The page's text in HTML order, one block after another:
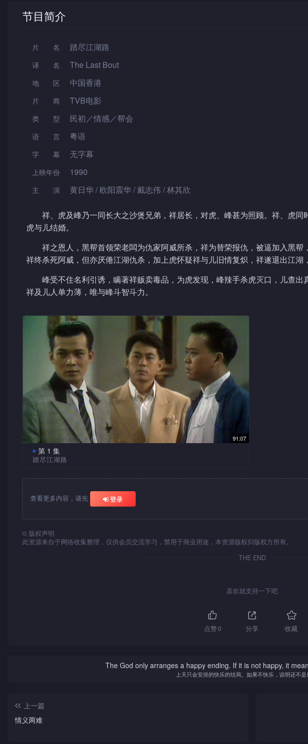
节目简介
片名 踏尽江湖路
译名 The Last Bout
地区 中国香港
片 商 TVB电影
类型 民初／情感／帮会
语言 粤语
字幕 无字幕
上映年份 1990
主演 黄日华 / 欧阳震华 / 戴志伟 / 林其欣
祥、虎及峰乃一同长大之沙煲兄弟，祥居长，对虎、峰甚为照顾。祥、虎
虎与儿结婚。
祥之恩人，黑帮首领荣老闆为仇家阿威所杀，祥为替荣报仇，被逼加入黑帮
祥终杀死阿威，但亦厌倦江湖仇杀，加上虎怀疑祥与儿旧情复炽，祥遂退出江湖
峰受不住名利引诱，瞒著祥贩卖毒品，为虎发现，峰辣手杀虎灭口，儿查出
祥及儿人单力薄，唯与峰斗智斗力。
91:07
第 1 集
踏尽江湖路
祥、虎及峰乃一同长大之沙煲兄弟，祥居长，对虎、峰甚为照
与儿结婚。
终杀死阿威，但亦厌倦江湖仇杀，加上虎怀疑祥与儿旧情复炽，祥
查看更多内容，请先 登录
© 版权声明
此资源来自于网络收集整理，仅供会员交流学习，禁用于商业用途，本资源版权归版权方所有。
THE END
喜欢就支持一下吧
点赞0 分享 收藏
The God only arranges a happy ending. If it is not happy, it
上天只会安排的快乐的结局。如果不快乐，说明还不
上一篇
情义两难